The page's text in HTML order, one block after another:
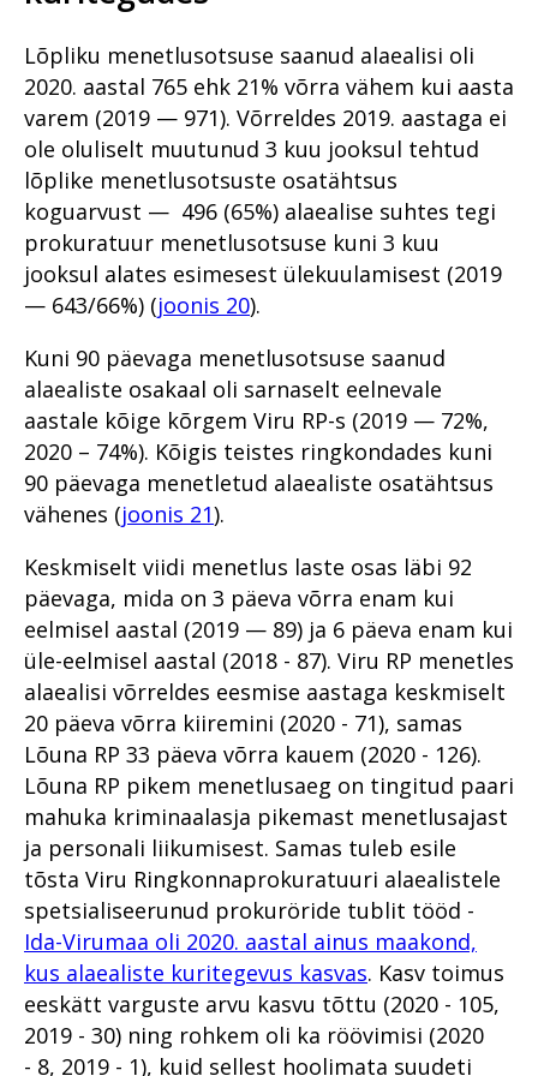
Im memoriam Alar Kirs
Tugevatoimelised uimastid
Vahistamine ja
konfiskeerimine
Viru ringkonnaprokuratuur
aastal 2022
Teekond prokuratuuris -
hakkajast praktikandist
kogemustega
ringkonnaprokuröriks.
Intervjuu Liisa Nuudiga
Tugevatoimelised uimastid
Vahistamine ja
konfiskeerimine
Prokuratuuri infosüsteemi
uuendus PRIS3
Prokuratuuris töötamisest
Prokuratuur tunnustab
Mälestused Eurojusti tööst
2004–2019
Prokuratuuri aastaraamat 2019
Missioon, visioon ja
väärtused
Prokuratuuri tegevuse
ülevaade numbrites
Kannatanu kohtlemise parim
kannatanutele riigipoolse toe
pakkumine
Korduvates
vägivallakuritegudes
kokkuleppemenetluses
mõistetud karistuste analüüs
Teekond tänaseni
Eesti suusatajate
aadrilaskmine Austrias
Algab rahapesuskandaal
Fentanüüli kadumine
Eestist
Prokuratuur esitas
süüdistuse Edgar
Savisaarele
Darja tapmine
Üks vaade Eesti
organiseeritud kuritegevuse
hetkeseisule
Organiseeritud kuritegevus
kaardil
Võitlus kuritegevusega Tartu
vanglas
Narkoreidid Virumaal on end
õigustanud
Miks langes otsus
Riigi peaprokuröri
pöördumine
Prokuratuuri väärtused ja
strateegilised eesmärgid
Prokuratuuri tegevus 2018.
kuritegudes läbiviidud
kriminaalmenetluste analüüs
Üldmenetluse süüdistusaktide
analüüs
Õiguslikud probleemid
psühhiaatrilise sundravi
kohaldamise menetluses
Olukorrast riigis: Kuningas on
surnud. Elagu kuningas?
Digitaalse menetluse tulevik
Kannatanu kohtlemine
kriminaalmenetluses
Menetlusökonoomia
põhimõtted
Pärnu pilootprojekti
õppetunnid
Prokuratuuri aastaraamat 2017
Riigi peaprokuröri
pöördumine
Prokuratuuri väärtused ja
strateegilised eesmärgid
Prokuratuuri aasta numbrites
Ühtse kohtlemis- ja
karistuspraktika kokkulepped
Kogukonnaprokurör - kes ta
on?
Põhja Ringkonnaprokuratuur
Viru Ringkonnaprokuratuur
Lõuna Ringkonnaprokuratuur
Lääne Ringkonnaprokuratuur
Süüdistusosakond
Järelevalveosakond
Jälitus ja ekspertiisid
looduskaitse teenistuses
Prokuratuuri aastaraamat 2016
Peaprokuröri pöördumine
Prokuratuuri aasta numbrites
Viru Ringkonnaprokuratuur
Lääne Ringkonnaprokuratuur
Lõuna Ringkonnaprokuratuur
Kuritegevuse vastased
prioriteedid
Rahvusvaheline koostöö
Siseriiklik koostöö võrgustike
raames
Süüdistusosakond
Järelevalveosakond
Aasta prokurör ja aasta
ametnik
Prokuratuuri tegevuse
ülevaade 2016. aastal
Lõpliku menetlusotsuse saanud alaealisi oli
2020. aastal 765 ehk 21% võrra vähem kui aasta
varem (2019 — 971). Võrreldes 2019. aastaga ei
ole oluliselt muutunud 3 kuu jooksul tehtud
lõplike menetlusotsuste osatähtsus
koguarvust — 496 (65%) alaealise suhtes tegi
prokuratuur menetlusotsuse kuni 3 kuu
jooksul alates esimesest ülekuulamisest (2019
— 643/66%) (joonis 20).
Kuni 90 päevaga menetlusotsuse saanud
alaealiste osakaal oli sarnaselt eelnevale
aastale kõige kõrgem Viru RP-s (2019 — 72%,
2020 – 74%). Kõigis teistes ringkondades kuni
90 päevaga menetletud alaealiste osatähtsus
vähenes (joonis 21).
Keskmiselt viidi menetlus laste osas läbi 92
päevaga, mida on 3 päeva võrra enam kui
eelmisel aastal (2019 — 89) ja 6 päeva enam kui
üle-eelmisel aastal (2018 - 87). Viru RP menetles
alaealisi võrreldes eesmise aastaga keskmiselt
20 päeva võrra kiiremini (2020 - 71), samas
Lõuna RP 33 päeva võrra kauem (2020 - 126).
Lõuna RP pikem menetlusaeg on tingitud paari
mahuka kriminaalasja pikemast menetlusajast
ja personali liikumisest. Samas tuleb esile
tõsta Viru Ringkonnaprokuratuuri alaealistele
spetsialiseerunud prokuröride tublit tööd -
Ida-Virumaa oli 2020. aastal ainus maakond,
kus alaealiste kuritegevus kasvas. Kasv toimus
eeskätt varguste arvu kasvu tõttu (2020 - 105,
2019 - 30) ning rohkem oli ka röövimisi (2020
- 8, 2019 - 1), kuid sellest hoolimata suudeti